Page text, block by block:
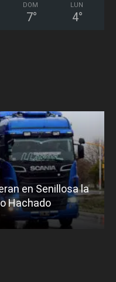
DOM
7°
LUN
4°
en Senillosa la
Hachado